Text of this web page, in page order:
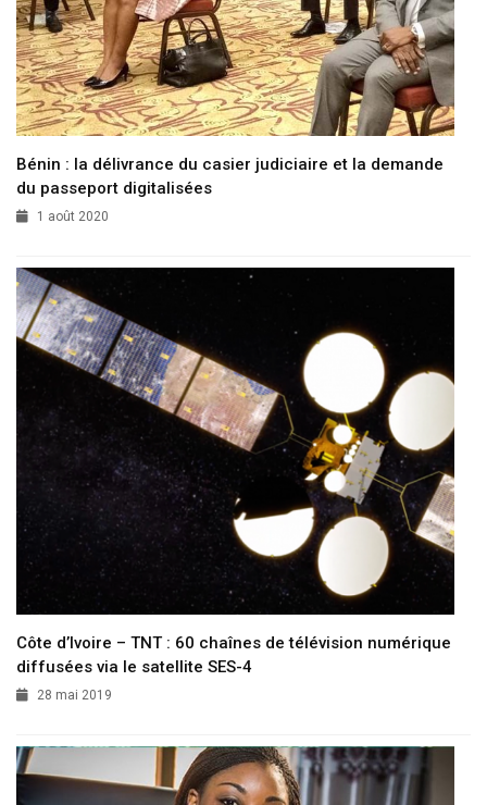
Bénin : la délivrance du casier judiciaire et la demande
du passeport digitalisées
1 août 2020
Côte d’Ivoire – TNT : 60 chaînes de télévision numérique
diffusées via le satellite SES-4
28 mai 2019